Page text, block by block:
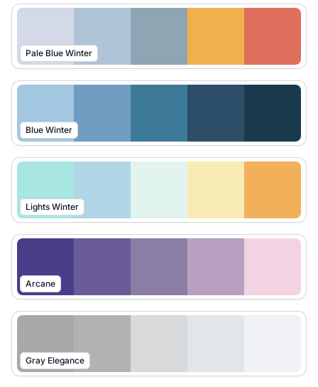
Pale Blue Winter
Blue Winter
Lights Winter
Arcane
Gray Elegance